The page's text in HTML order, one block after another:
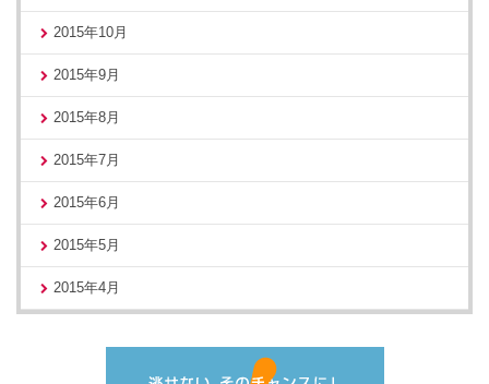
2015年10月
2015年9月
2015年8月
2015年7月
2015年6月
2015年5月
2015年4月